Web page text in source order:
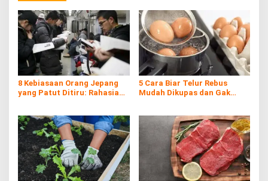
8 Kebiasaan Orang Jepang
yang Patut Ditiru: Rahasia
5 Cara Biar Telur Rebus
Mudah Dikupas dan Gak